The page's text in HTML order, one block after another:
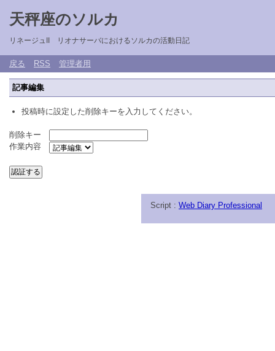
天秤座のソルカ
リネージュII リオナサーバにおけるソルカの活動日記
戻る RSS 管理者用
記事編集
投稿時に設定した削除キーを入力してください。
削除キー
作業内容
Script : Web Diary Professional